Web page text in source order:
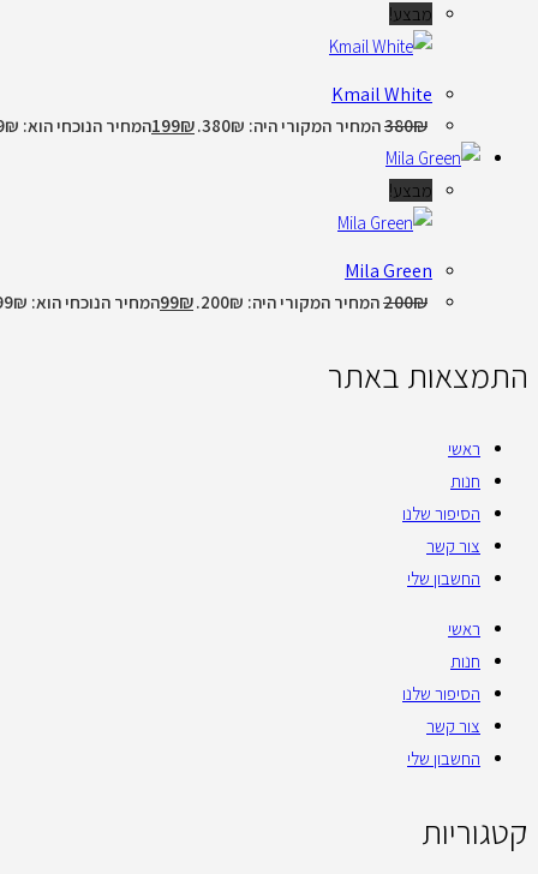
מבצע!
Kmail White
380₪ המחיר המקורי היה: 380₪. 199₪ המחיר הנוכחי הוא: 199₪.
מבצע!
Mila Green
200₪ המחיר המקורי היה: 200₪. 99₪ המחיר הנוכחי הוא: 99₪.
התמצאות באתר
ראשי
חנות
הסיפור שלנו
צור קשר
החשבון שלי
ראשי
חנות
הסיפור שלנו
צור קשר
החשבון שלי
קטגוריות